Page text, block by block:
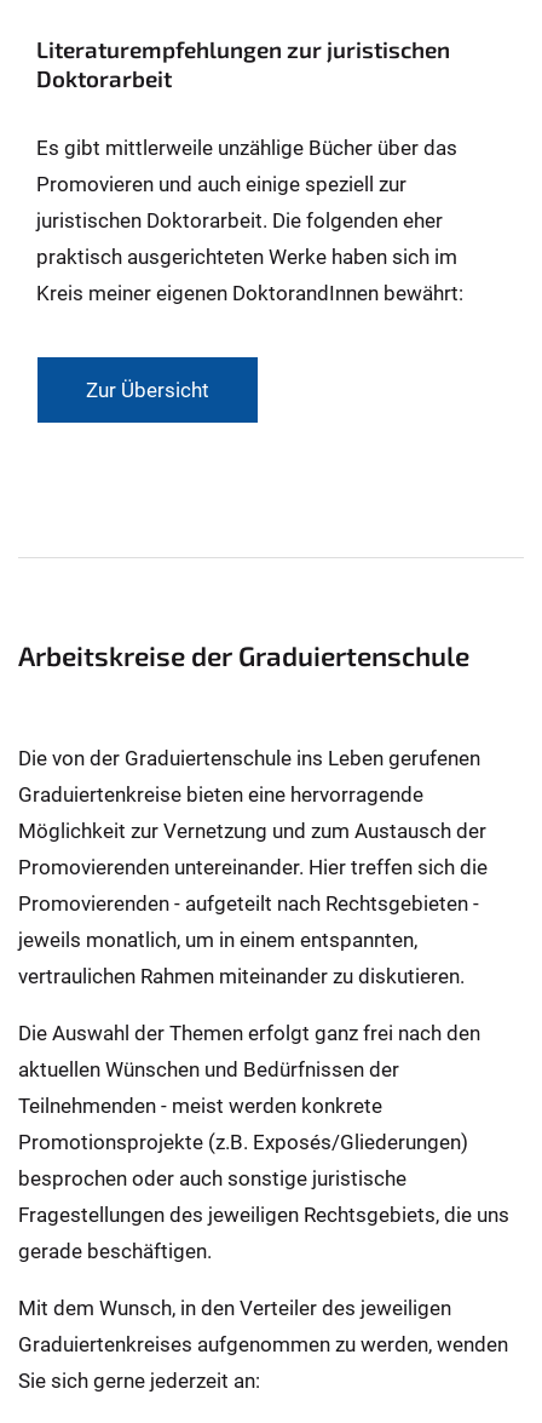
Literaturempfehlungen zur juristischen
Doktorarbeit
Es gibt mittlerweile unzählige Bücher über das
Promovieren und auch einige speziell zur
juristischen Doktorarbeit. Die folgenden eher
praktisch ausgerichteten Werke haben sich im
Kreis meiner eigenen DoktorandInnen bewährt:
Zur Übersicht
Arbeitskreise der Graduiertenschule
Die von der Graduiertenschule ins Leben gerufenen
Graduiertenkreise bieten eine hervorragende
Möglichkeit zur Vernetzung und zum Austausch der
Promovierenden untereinander. Hier treffen sich die
Promovierenden - aufgeteilt nach Rechtsgebieten -
jeweils monatlich, um in einem entspannten,
vertraulichen Rahmen miteinander zu diskutieren.
Die Auswahl der Themen erfolgt ganz frei nach den
aktuellen Wünschen und Bedürfnissen der
Teilnehmenden - meist werden konkrete
Promotionsprojekte (z.B. Exposés/Gliederungen)
besprochen oder auch sonstige juristische
Fragestellungen des jeweiligen Rechtsgebiets, die uns
gerade beschäftigen.
Mit dem Wunsch, in den Verteiler des jeweiligen
Graduiertenkreises aufgenommen zu werden, wenden
Sie sich gerne jederzeit an: